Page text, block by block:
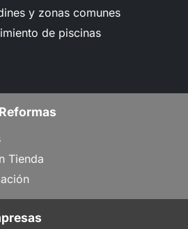
y zonas comunes
de piscinas
Tienda